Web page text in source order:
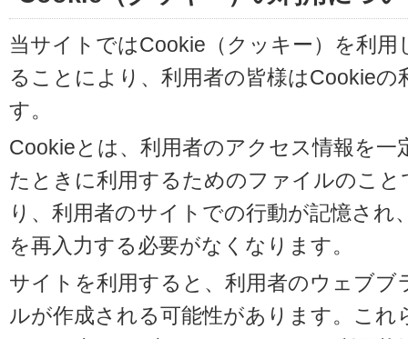
当サイトではCookie（クッキー）を利
ることにより、利用者の皆様はCookie
す。
Cookieとは、利用者のアクセス情報を
たときに利用するためのファイルのこ
り、利用者のサイトでの行動が記憶さ
を再入力する必要がなくなります。
サイトを利用すると、利用者のウェブ
ルが作成される可能性があります。こ